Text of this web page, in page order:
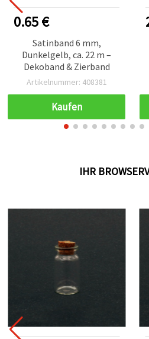
0.65 €
Satinband 6 mm,
Dunkelgelb, ca. 22 m –
Dekoband & Zierband
Artikelnummer: 408381
Kaufen
IHR